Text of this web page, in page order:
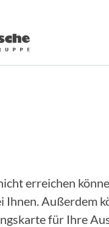
erreichen
Ihnen. Außerdem
für Ihre